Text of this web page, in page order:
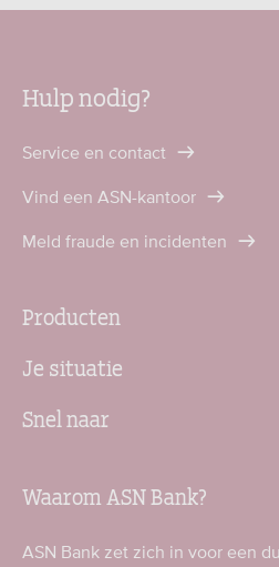
Hulp nodig?
Service en contact
Vind een ASN-kantoor
Meld fraude en incidenten
Producten
Je situatie
Snel naar
Waarom ASN Bank?
ASN Bank zet zich in voor een